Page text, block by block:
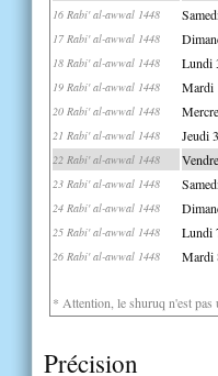
16 Rabi' al-awwal 1448
17 Rabi' al-awwal 1448
18 Rabi' al-awwal 1448 Lundi
19 Rabi' al-awwal 1448 Mardi
20 Rabi' al-awwal 1448
21 Rabi' al-awwal 1448 Jeudi
22 Rabi' al-awwal 1448
23 Rabi' al-awwal 1448
24 Rabi' al-awwal 1448
25 Rabi' al-awwal 1448 Lundi
26 Rabi' al-awwal 1448 Mardi
* Attention, le shuruq n'est pas
Précision